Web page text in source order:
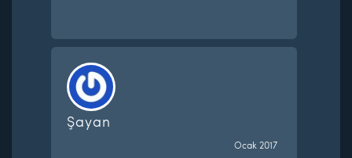
Şayan
Ocak 2017